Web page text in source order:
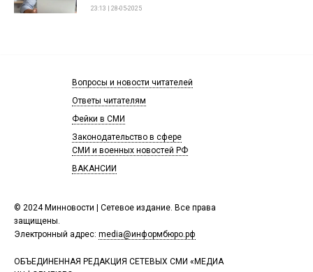
23:13 | 28-05-2025
© 2024 Минновости | Сетевое издание. Все права
защищены.
Электронный адрес: media@информбюро.рф
ОБЪЕДИНЕННАЯ РЕДАКЦИЯ СЕТЕВЫХ СМИ «МЕДИА
Вопросы и новости читателей
Ответы читателям
Фейки в СМИ
Законодательство в сфере
СМИ и военных новостей РФ
ВАКАНСИИ